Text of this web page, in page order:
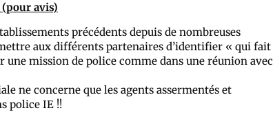
avis)
précédents depuis de nombreuses
aux différents partenaires d’identifier « qui fait
une mission de police comme dans une réunion avec
ne concerne que les agents assermentés et
police IE !!